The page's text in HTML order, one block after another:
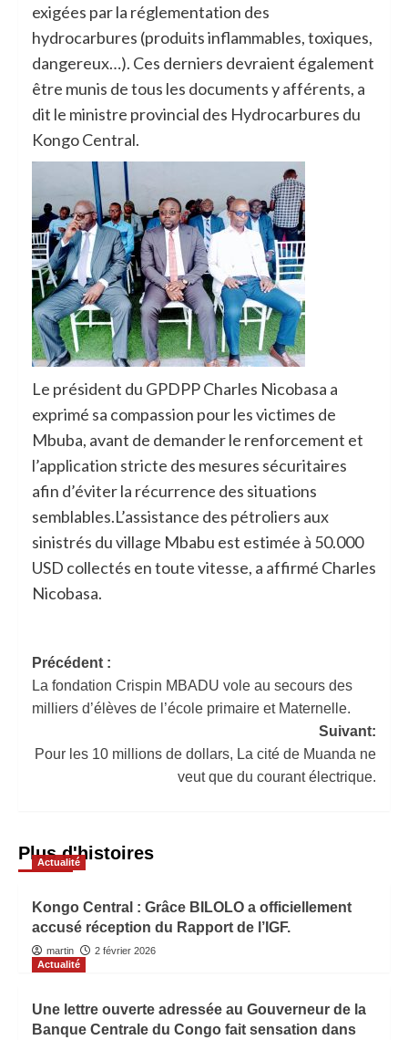
exigées par la réglementation des
hydrocarbures (produits inflammables, toxiques,
dangereux…). Ces derniers devraient également
être munis de tous les documents y afférents, a
dit le ministre provincial des Hydrocarbures du
Kongo Central.
Le président du GPDPP Charles Nicobasa a
exprimé sa compassion pour les victimes de
Mbuba, avant de demander le renforcement et
l’application stricte des mesures sécuritaires
afin d’éviter la récurrence des situations
semblables.L’assistance des pétroliers aux
sinistrés du village Mbabu est estimée à 50.000
USD collectés en toute vitesse, a affirmé Charles
Nicobasa.
Précédent :
La fondation Crispin MBADU vole au secours des
milliers d’élèves de l’école primaire et Maternelle.
Suivant:
Pour les 10 millions de dollars, La cité de Muanda ne
veut que du courant électrique.
Plus d'histoires
Actualité
Kongo Central : Grâce BILOLO a officiellement
accusé réception du Rapport de l’IGF.
martin
2 février 2026
Actualité
Une lettre ouverte adressée au Gouverneur de la
Banque Centrale du Congo fait sensation dans